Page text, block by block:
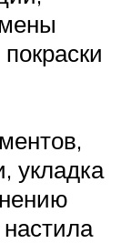
укладка